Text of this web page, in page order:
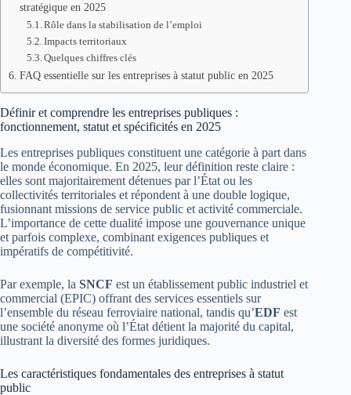
stratégique en 2025
Rôle dans la stabilisation de l’emploi
Impacts territoriaux
Quelques chiffres clés
FAQ essentielle sur les entreprises à statut public en 2025
Définir et comprendre les entreprises publiques :
fonctionnement, statut et spécificités en 2025
Les entreprises publiques constituent une catégorie à part dans
le monde économique. En 2025, leur définition reste claire :
elles sont majoritairement détenues par l’État ou les
collectivités territoriales et répondent à une double logique,
fusionnant missions de service public et activité commerciale.
L’importance de cette dualité impose une gouvernance unique
et parfois complexe, combinant exigences publiques et
impératifs de compétitivité.
Par exemple, la SNCF est un établissement public industriel et
commercial (EPIC) offrant des services essentiels sur
l’ensemble du réseau ferroviaire national, tandis qu’EDF est
une société anonyme où l’État détient la majorité du capital,
illustrant la diversité des formes juridiques.
Les caractéristiques fondamentales des entreprises à statut
public